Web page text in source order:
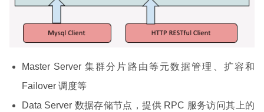
Master Server 集群分片路由等元数据管理、扩容和
Failover 调度等
Data Server 数据存储节点，提供 RPC 服务访问其上的